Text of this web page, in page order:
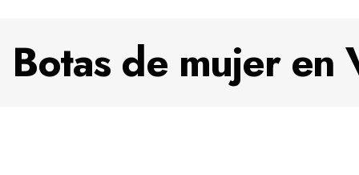
Botas de mujer en